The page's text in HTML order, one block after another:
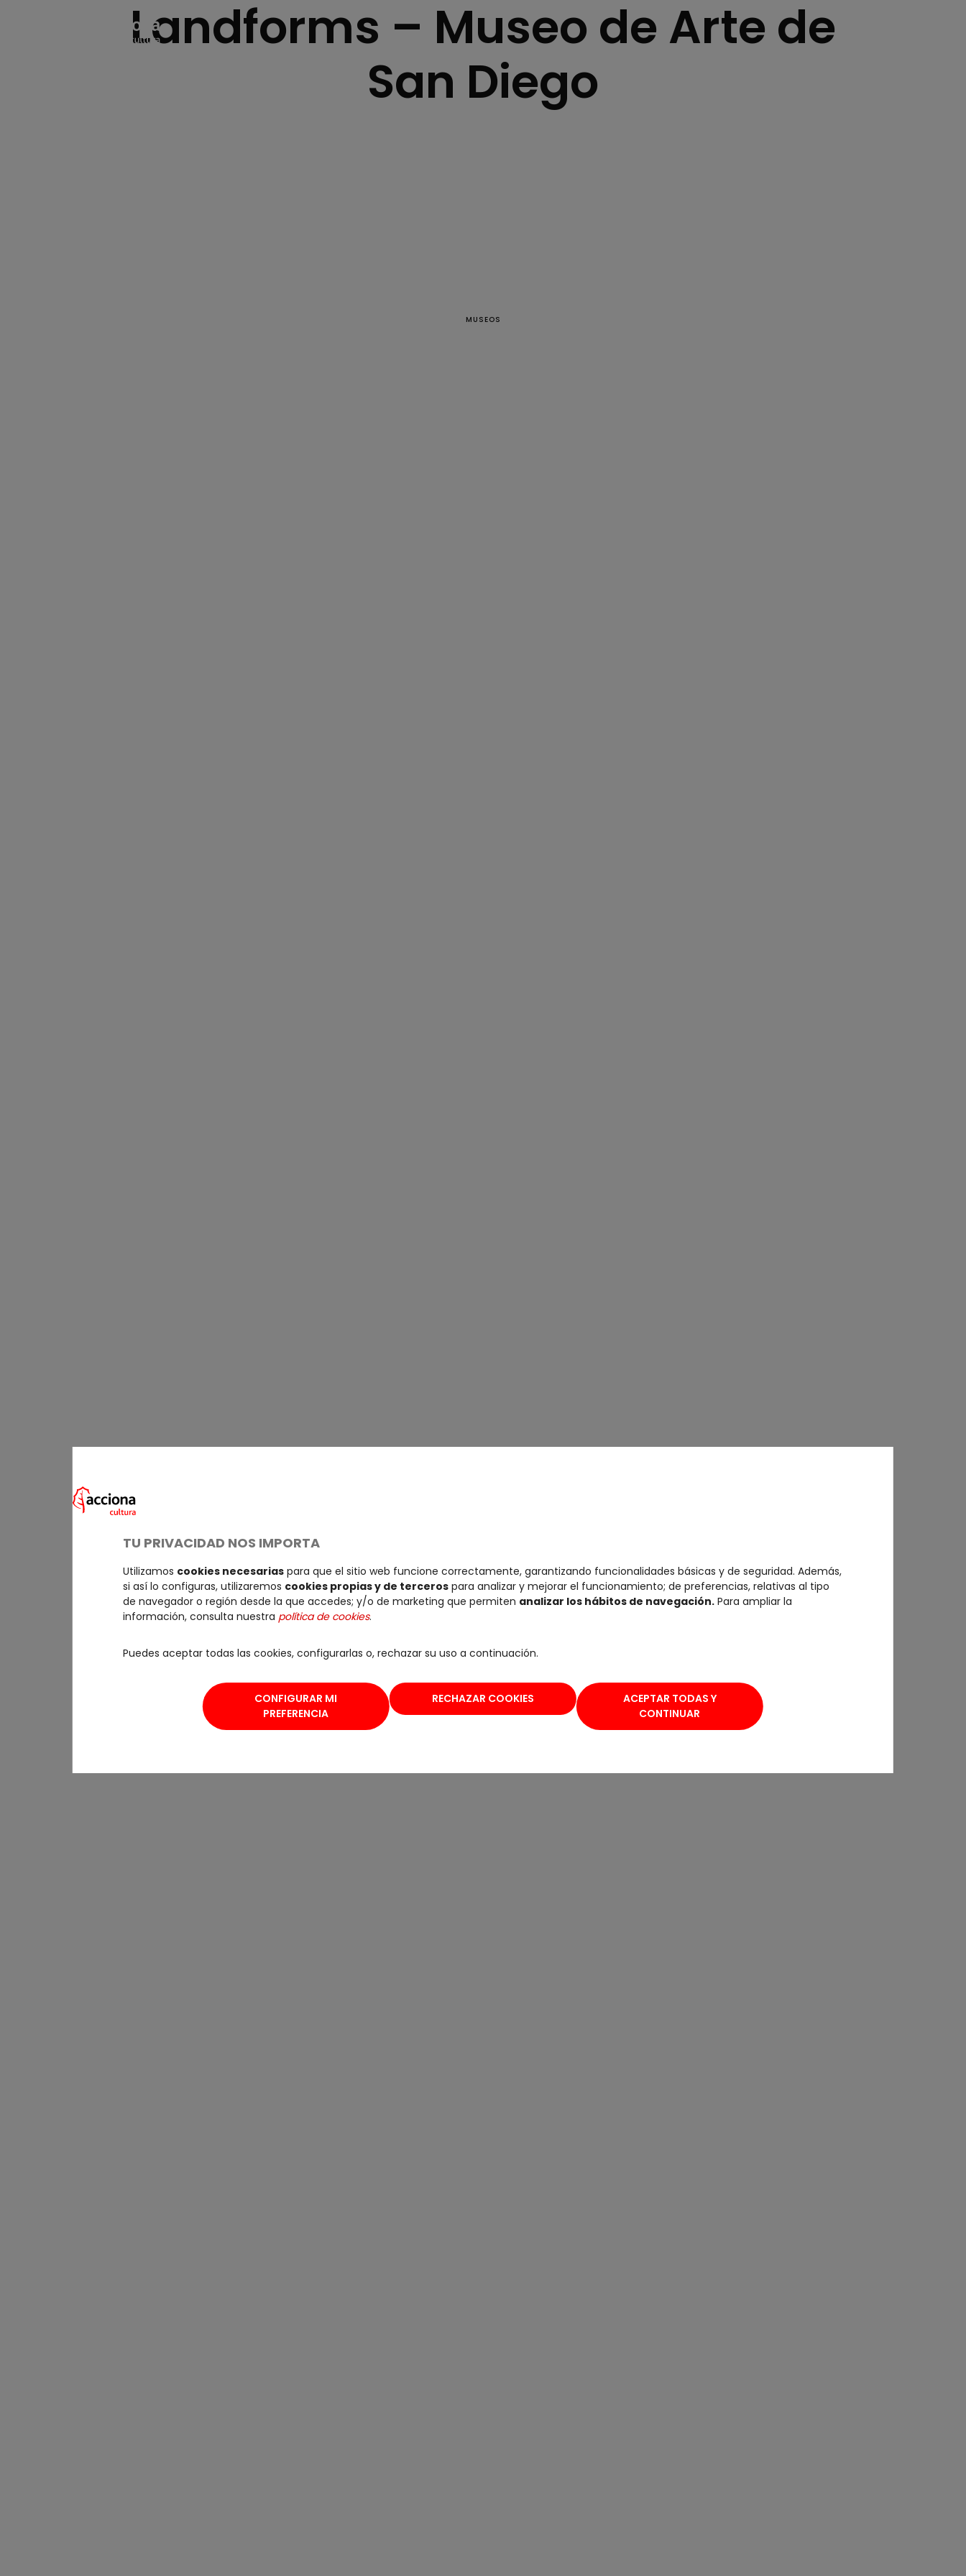
TU PRIVACIDAD NOS IMPORTA
Utilizamos cookies necesariaspara que el sitio web funcione correctamente, garantizando funcionalidades básicas y de seguridad. Además,
si así lo configuras, utilizaremos cookies propias y de tercerospara analizar y mejorar el funcionamiento; de preferencias, relativas al tipo
de navegador o región desde la que accedes; y/o de marketing que permiten analizar los hábitos de navegación.Para ampliar la
información, consulta nuestra política de cookies.
Puedes aceptar todas las cookies, configurarlas o, rechazar su uso a continuación.
CONFIGURAR MI
PREFERENCIA
RECHAZAR COOKIES
ACEPTAR TODAS Y
CONTINUAR
Landforms – Museo de Arte de
San Diego
MUSEOS